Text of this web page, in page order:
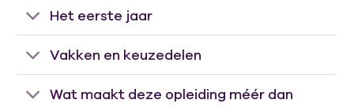
Het eerste jaar
Vakken en keuzedelen
Wat maakt deze opleiding méér dan